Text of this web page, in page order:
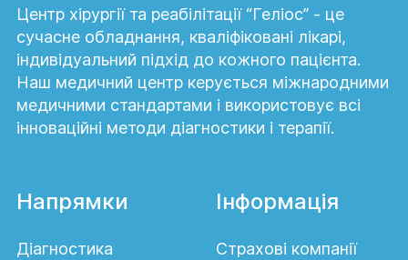
Центр хірургії та реабілітації “Геліос” - це
сучасне обладнання, кваліфіковані лікарі,
індивідуальний підхід до кожного пацієнта.
Наш медичний центр керується міжнародними
медичними стандартами і використовує всі
інноваційні методи діагностики і терапії.
Напрямки
Діагностика
Інформація
Страхові компанії